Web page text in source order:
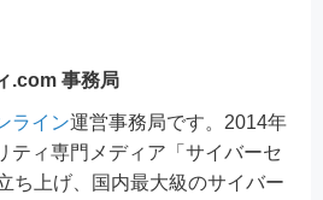
.com 事務局
ライン運営事務局です。2014年
ティ専門メディア「サイバーセ
ち上げ、国内最大級のサイバー